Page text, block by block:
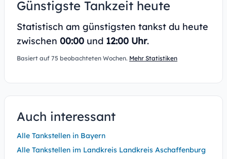
Günstigste Tankzeit heute
Statistisch am günstigsten tankst du heute
zwischen 00:00 und 12:00 Uhr.
Basiert auf 75 beobachteten Wochen. Mehr Statistiken
Auch interessant
Alle Tankstellen in Bayern
Alle Tankstellen im Landkreis Landkreis Aschaffenburg